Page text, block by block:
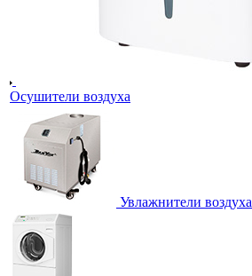
Осушители воздуха
Увлажнители воздуха